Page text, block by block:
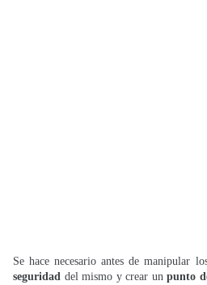
Se hace necesario antes de manipular
seguridad del mismo y crear unpunto